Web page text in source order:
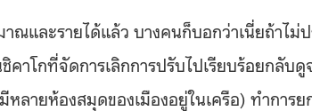
าณและรายได้แล้ว บางคนก็บอกว่าเนี่ยถ้าไ
าโกที่จัดการเลิกการปรับไปเรียบร้อยกลับ
หลายห้องสมุดของเมืองอยู่ในเครือ) ทำการ